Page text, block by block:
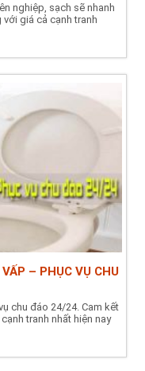
nghiệp, sạch sẽ nhanh
giá cả cạnh tranh
– PHỤC VỤ CHU
chu đáo 24/24. Cam kết
tranh nhất hiện nay